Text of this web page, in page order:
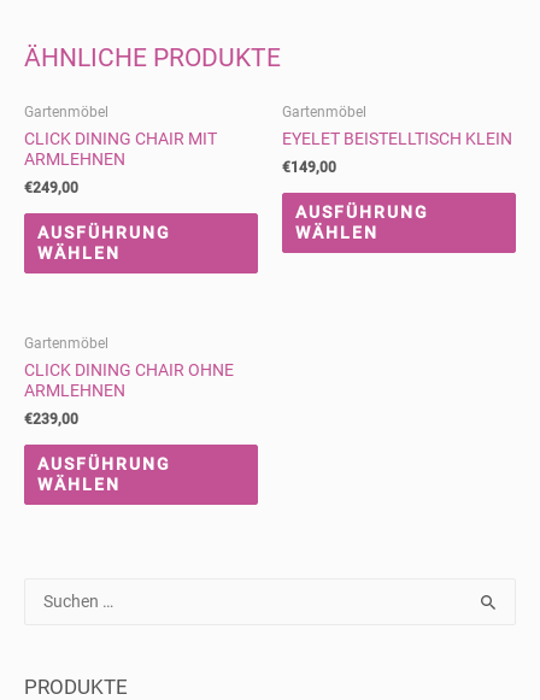
ÄHNLICHE PRODUKTE
Gartenmöbel
CLICK DINING CHAIR MIT
ARMLEHNEN
€249,00
AUSFÜHRUNG
WÄHLEN
Gartenmöbel
EYELET BEISTELLTISCH KLEIN
€149,00
AUSFÜHRUNG
WÄHLEN
Gartenmöbel
CLICK DINING CHAIR OHNE
ARMLEHNEN
€239,00
AUSFÜHRUNG
WÄHLEN
n
PRODUKTE